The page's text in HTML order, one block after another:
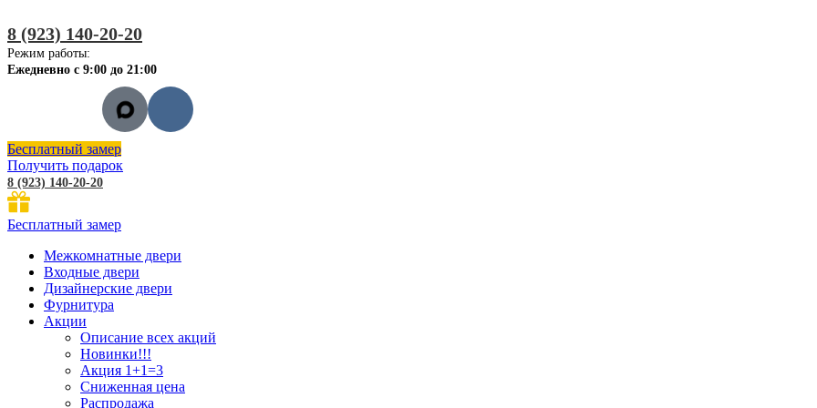
8 (923) 140-20-20
Режим работы:
Ежедневно с 9:00 до 21:00
Бесплатный замер
Получить подарок
8 (923) 140-20-20
Бесплатный замер
Межкомнатные двери
Входные двери
Дизайнерские двери
Фурнитура
Акции
Описание всех акций
Новинки!!!
Акция 1+1=3
Сниженная цена
Распродажа